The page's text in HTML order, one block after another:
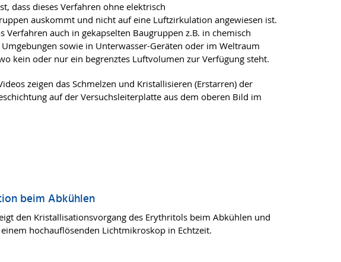
dass dieses Verfahren ohne elektrisch
auskommt und nicht auf eine Luftzirkulation angewiesen ist.
Verfahren auch in gekapselten Baugruppen z.B. in chemisch
Umgebungen sowie in Unterwasser-Geräten oder im Weltraum
kein oder nur ein begrenztes Luftvolumen zur Verfügung steht.
zeigen das Schmelzen und Kristallisieren (Erstarren) der
auf der Versuchsleiterplatte aus dem oberen Bild im
beim Abkühlen
den Kristallisationsvorgang des Erythritols beim Abkühlen und
hochauflösenden Lichtmikroskop in Echtzeit.